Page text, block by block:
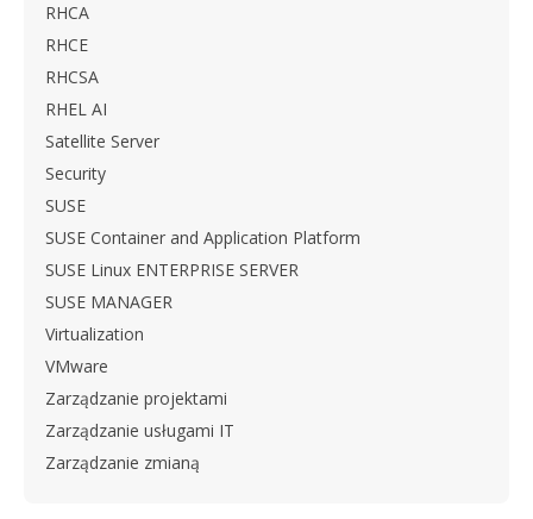
RHCA
RHCE
RHCSA
RHEL AI
Satellite Server
Security
SUSE
SUSE Container and Application Platform
SUSE Linux ENTERPRISE SERVER
SUSE MANAGER
Virtualization
VMware
Zarządzanie projektami
Zarządzanie usługami IT
Zarządzanie zmianą